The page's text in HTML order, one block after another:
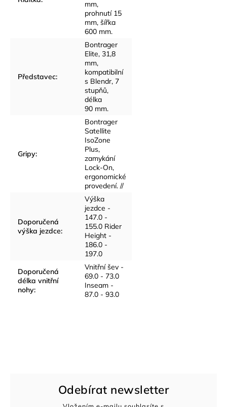
mm,
prohnutí 15
mm, šířka
600 mm.
Představec:
Bontrager
Elite, 31,8
mm,
kompatibilní
s Blendr, 7
stupňů,
délka
90 mm.
Gripy:
Bontrager
Satellite
IsoZone
Plus,
zamykání
Lock-On,
ergonomické
provedení. //
Doporučená
výška jezdce:
Výška
jezdce -
147.0 -
155.0 Rider
Height -
186.0 -
197.0
Doporučená
délka vnitřní
nohy:
Vnitřní šev -
69.0 - 73.0
Inseam -
87.0 - 93.0
Odebírat newsletter